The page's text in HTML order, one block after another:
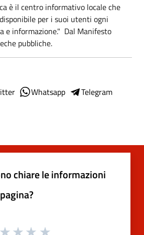
è il centro informativo locale che
per i suoi utenti ogni
e informazione." Dal Manifesto
pubbliche.
Whatsapp
Telegram
chiare le informazioni